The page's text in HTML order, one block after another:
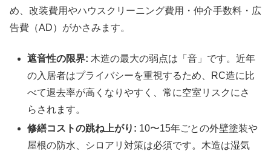
め、改装費用やハウスクリーニング費用・仲介手数料・広
告費（AD）がかさみます。
遮音性の限界: 木造の最大の弱点は「音」です。近年
の入居者はプライバシーを重視するため、RC造に比
べて退去率が高くなりやすく、常に空室リスクにさ
らされます。
修繕コストの跳ね上がり: 10〜15年ごとの外壁塗装や
屋根の防水、シロアリ対策は必須です。木造は湿気